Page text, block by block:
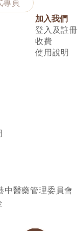
專頁
加入我們
登入及註冊
收費
使用說明
醫藥管理委員會